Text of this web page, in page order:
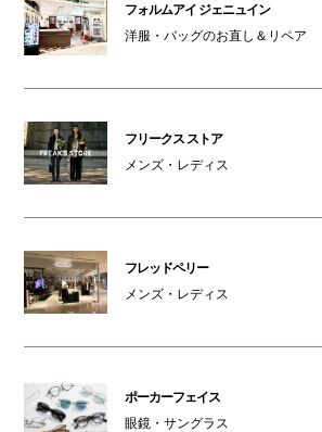
フォルムアイ ジェニュイン
洋服・バッグのお直し＆リペア
フリークス ストア
メンズ・レディス
フレッドペリー
メンズ・レディス
ポーカーフェイス
眼鏡・サングラス